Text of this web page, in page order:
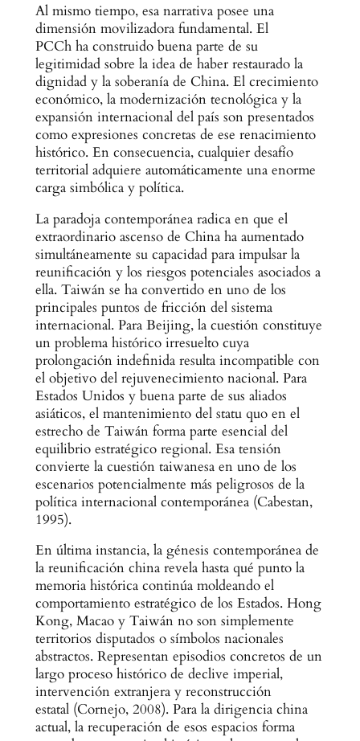
Al mismo tiempo, esa narrativa posee una
dimensión movilizadora fundamental. El
PCCh ha construido buena parte de su
legitimidad sobre la idea de haber restaurado la
dignidad y la soberanía de China. El crecimiento
económico, la modernización tecnológica y la
expansión internacional del país son presentados
como expresiones concretas de ese renacimiento
histórico. En consecuencia, cualquier desafío
territorial adquiere automáticamente una enorme
carga simbólica y política.
La paradoja contemporánea radica en que el
extraordinario ascenso de China ha aumentado
simultáneamente su capacidad para impulsar la
reunificación y los riesgos potenciales asociados a
ella. Taiwán se ha convertido en uno de los
principales puntos de fricción del sistema
internacional. Para Beijing, la cuestión constituye
un problema histórico irresuelto cuya
prolongación indefinida resulta incompatible con
el objetivo del rejuvenecimiento nacional. Para
Estados Unidos y buena parte de sus aliados
asiáticos, el mantenimiento del statu quo en el
estrecho de Taiwán forma parte esencial del
equilibrio estratégico regional. Esa tensión
convierte la cuestión taiwanesa en uno de los
escenarios potencialmente más peligrosos de la
política internacional contemporánea (Cabestan,
1995).
En última instancia, la génesis contemporánea de
la reunificación china revela hasta qué punto la
memoria histórica continúa moldeando el
comportamiento estratégico de los Estados. Hong
Kong, Macao y Taiwán no son simplemente
territorios disputados o símbolos nacionales
abstractos. Representan episodios concretos de un
largo proceso histórico de declive imperial,
intervención extranjera y reconstrucción
estatal (Cornejo, 2008). Para la dirigencia china
actual, la recuperación de esos espacios forma